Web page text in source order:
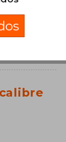
pregunta.